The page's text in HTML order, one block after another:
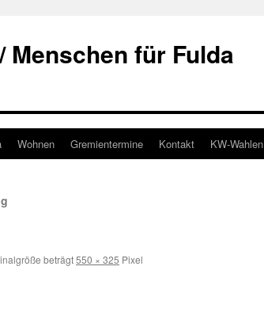
Menschen für Fulda
Wohnen Gremientermine Kontakt KW-Wahlen
beträgt550 × 325 Pixel